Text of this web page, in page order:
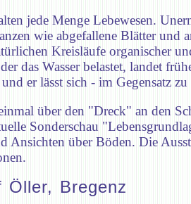
jede Menge Lebewesen.
wie abgefallene Blätter
Kreisläufe organischer
das Wasser belastet, landet
er lässt sich - im Gegensatz
über den "Dreck" an den
Sonderschau
Ansichten über Böden. Die
Bregenz